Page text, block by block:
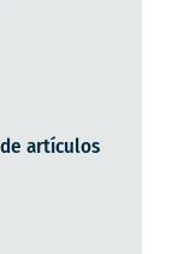
artículos